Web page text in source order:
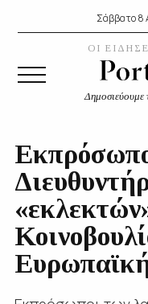
Σάββατο 8
ΟΙ
Δημοσιεύουμε